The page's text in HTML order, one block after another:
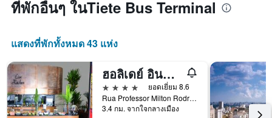
ที่พักอื่นๆ ในTiete Bus Terminal
แสดงที่พักทั้งหมด 43 แห่ง
ฮอลิเดย์ อินน์ เซา พาวโล ปาร์เก้ อันเฮมบิ, โรงแรม IHG
4 ดาว
ยอดเยี่ยม 8.6
Rua Professor Milton Rodrigues 100, เซาเปาโล, บราซิล
3.4 กม. จากใจกลางเมือง